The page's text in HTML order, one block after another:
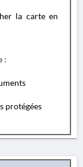
la carte en
:
protégées